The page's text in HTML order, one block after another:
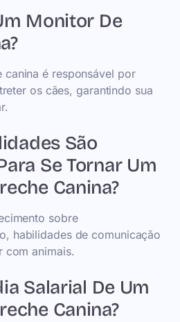
Monitor De
canina é responsável por
os cães, garantindo sua
São
Se Tornar Um
Canina?
sobre
habilidades de comunicação
com animais.
Salarial De Um
Canina?